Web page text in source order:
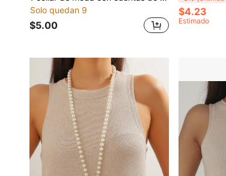
Solo quedan 9
$5.00
$4.23
Estimado